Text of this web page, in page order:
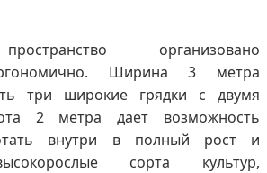
организовано
Ширина 3 метра
три широкие грядки с двумя
2 метра дает возможность
внутри в полный рост и
сорта культур,